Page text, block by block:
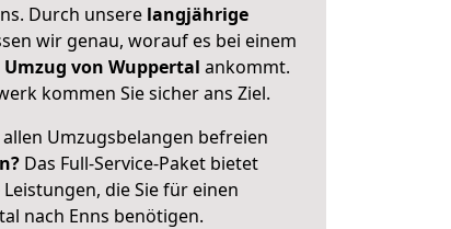
Durch unsere langjährige
wir genau, worauf es bei einem
von Wuppertal ankommt.
kommen Sie sicher ans Ziel.
Umzugsbelangen befreien
Das Full-Service-Paket bietet
die Sie für einen
nach Enns benötigen.